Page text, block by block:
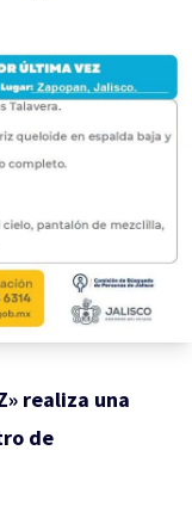
realiza una
de